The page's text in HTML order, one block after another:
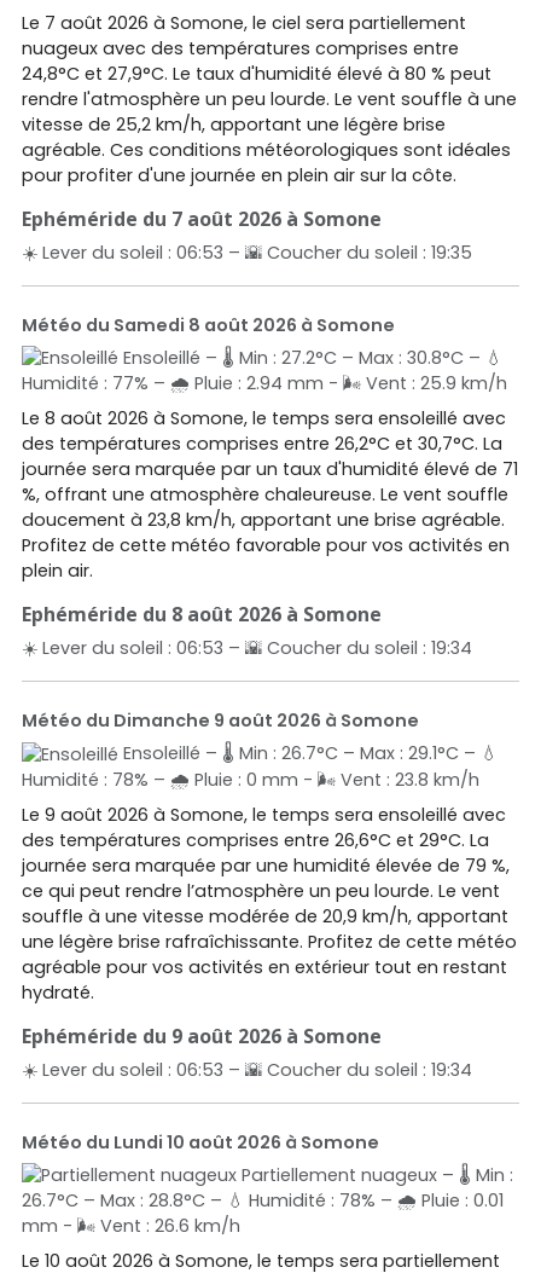
Le 7 août 2026 à Somone, le ciel sera partiellement
nuageux avec des températures comprises entre
24,8°C et 27,9°C. Le taux d'humidité élevé à 80 % peut
rendre l'atmosphère un peu lourde. Le vent souffle à une
vitesse de 25,2 km/h, apportant une légère brise
agréable. Ces conditions météorologiques sont idéales
pour profiter d'une journée en plein air sur la côte.
Ephéméride du 7 août 2026 à Somone
☀️ Lever du soleil : 06:53 – 🌇 Coucher du soleil : 19:35
Météo du Samedi 8 août 2026 à Somone
Ensoleillé – 🌡️ Min : 27.2°C – Max : 30.8°C – 💧
Humidité : 77% – 🌧️ Pluie : 2.94 mm - 🌬️ Vent : 25.9 km/h
Le 8 août 2026 à Somone, le temps sera ensoleillé avec
des températures comprises entre 26,2°C et 30,7°C. La
journée sera marquée par un taux d'humidité élevé de 71
%, offrant une atmosphère chaleureuse. Le vent souffle
doucement à 23,8 km/h, apportant une brise agréable.
Profitez de cette météo favorable pour vos activités en
plein air.
Ephéméride du 8 août 2026 à Somone
☀️ Lever du soleil : 06:53 – 🌇 Coucher du soleil : 19:34
Météo du Dimanche 9 août 2026 à Somone
Ensoleillé – 🌡️ Min : 26.7°C – Max : 29.1°C – 💧
Humidité : 78% – 🌧️ Pluie : 0 mm - 🌬️ Vent : 23.8 km/h
Le 9 août 2026 à Somone, le temps sera ensoleillé avec
des températures comprises entre 26,6°C et 29°C. La
journée sera marquée par une humidité élevée de 79 %,
ce qui peut rendre l’atmosphère un peu lourde. Le vent
souffle à une vitesse modérée de 20,9 km/h, apportant
une légère brise rafraîchissante. Profitez de cette météo
agréable pour vos activités en extérieur tout en restant
hydraté.
Ephéméride du 9 août 2026 à Somone
☀️ Lever du soleil : 06:53 – 🌇 Coucher du soleil : 19:34
Météo du Lundi 10 août 2026 à Somone
Partiellement nuageux – 🌡️ Min :
26.7°C – Max : 28.8°C – 💧 Humidité : 78% – 🌧️ Pluie : 0.01
mm - 🌬️ Vent : 26.6 km/h
Le 10 août 2026 à Somone, le temps sera partiellement